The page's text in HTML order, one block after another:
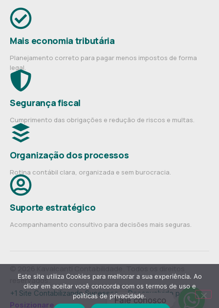
Mais economia tributária
Planejamento correto para pagar menos impostos de forma
legal.
Segurança fiscal
Cumprimento das obrigações e redução de riscos e multas.
Organização dos processos
Rotina contábil clara, organizada e sem burocracia.
Suporte estratégico
Acompanhamento consultivo para decisões mais seguras.
reservados.
+1 Site Contabilizando Sucessos— Desenvolvido por
Posizionare.
Este site utiliza Cookies para melhorar a sua experiência. Ao
clicar em aceitar você concorda com os termos de uso e
políticas de privacidade.
Fale conosco